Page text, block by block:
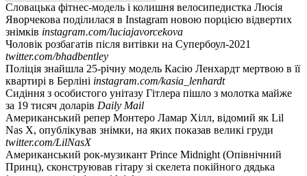
Словацька фітнес-модель і колишня велосипедистка Люсія
Яворчекова поділилася в Instagram новою порцією відвертих
знімків instagram.com/luciajavorcekova
Чоловік розбагатів після витівки на Супербоул-2021
twitter.com/bhadbentley
Поліція знайшла 25-річну модель Касію Ленхардт мертвою в її
квартирі в Берліні instagram.com/kasia_lenhardt
Сидіння з особистого унітазу Гітлера пішло з молотка майже
за 19 тисяч доларів Daily Mail
Американський репер Монтеро Ламар Хілл, відомий як Lil
Nas X, опублікував знімки, на яких показав великі груди
twitter.com/LilNasX
Американський рок-музикант Prince Midnight (Опівнічний
Принц), сконструював гітару зі скелета покійного дядька